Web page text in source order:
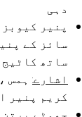
دہی
پنیر
سائز کے
ساتھ
اشارے: ہمس
کریم پنیر